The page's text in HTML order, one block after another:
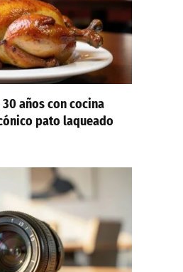
30 años con cocina
pato laqueado